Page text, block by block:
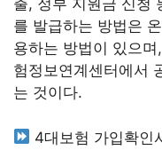
출, 정부 지원금 신청
를 발급하는 방법은
용하는 방법이 있으
험정보연계센터에서
는 것이다.
4대보험 가입확인